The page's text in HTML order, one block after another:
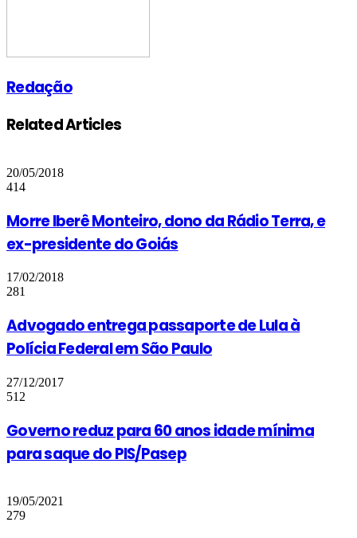
Redação
Related Articles
20/05/2018
414
Morre Iberê Monteiro, dono da Rádio Terra, e
ex-presidente do Goiás
17/02/2018
281
Advogado entrega passaporte de Lula à
Polícia Federal em São Paulo
27/12/2017
512
Governo reduz para 60 anos idade mínima
para saque do PIS/Pasep
19/05/2021
279